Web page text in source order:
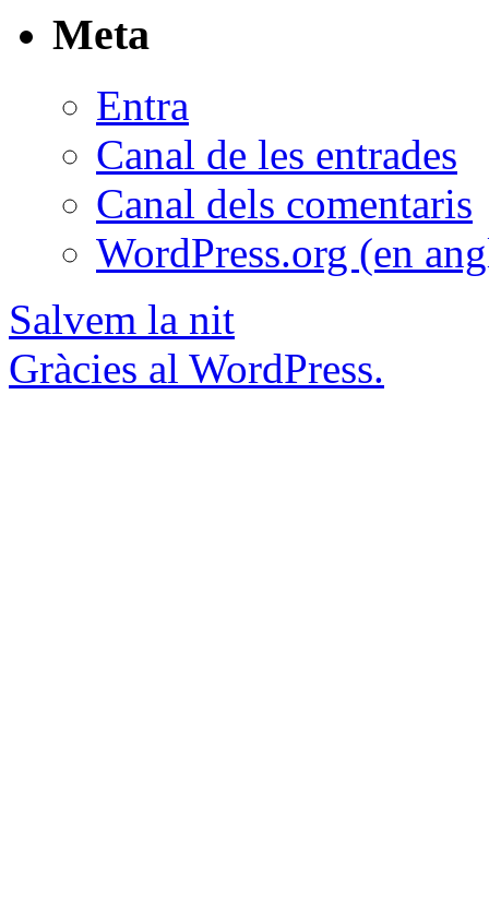
Meta
Entra
Canal de les entrades
Canal dels comentaris
WordPress.org (en
Salvem la nit
Gràcies al WordPress.